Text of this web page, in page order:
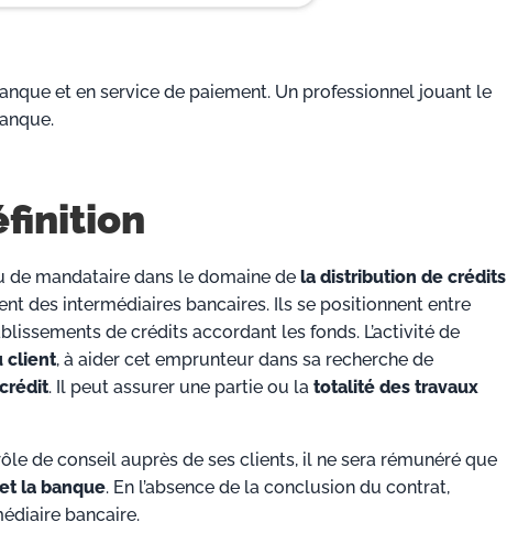
et en service de paiement. Un professionnel jouant le
mandataire dans le domaine de la distribution de crédits
des intermédiaires bancaires. Ils se positionnent entre
de crédits accordant les fonds. L’activité de
client, à aider cet emprunteur dans sa recherche de
. Il peut assurer une partie ou la totalité des travaux
de conseil auprès de ses clients, il ne sera rémunéré que
la banque. En l’absence de la conclusion du contrat,
bancaire.